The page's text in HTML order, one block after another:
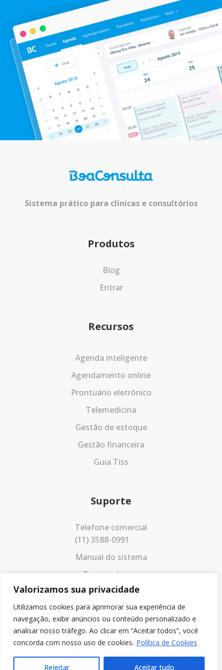
Valorizamos sua privacidade
Utilizamos cookies para aprimorar sua experiência de
navegação, exibir anúncios ou conteúdo personalizado e
analisar nosso tráfego. Ao clicar em “Aceitar todos”, você
concorda com nosso uso de cookies. Política de Cookies
Rejeitar Aceitar tudo
Sistema prático para clínicas e consultórios
Produtos
Blog
Entrar
Recursos
Agenda inteligente
Agendamento online
Prontuário eletrônico
Telemedicina
Gestão de estoque
Gestão financeira
Guia Tiss
Suporte
Telefone comercial
(11) 3588-0991
Manual do sistema
Termos de uso
Política de privacidade